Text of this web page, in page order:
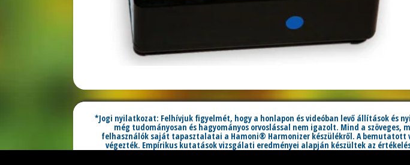
*Jogi nyilatkozat: Felhívjuk figyelmét, hogy a honlapon és videóban levő állítások és
még tudományosan és hagyományos orvoslással nem igazolt. Mind a
felhasználók saját tapasztalatai a Hamoni® Harmonizer készülékről. A
végezték. Empírikus kutatások vizsgálati eredményei alapján készültek az